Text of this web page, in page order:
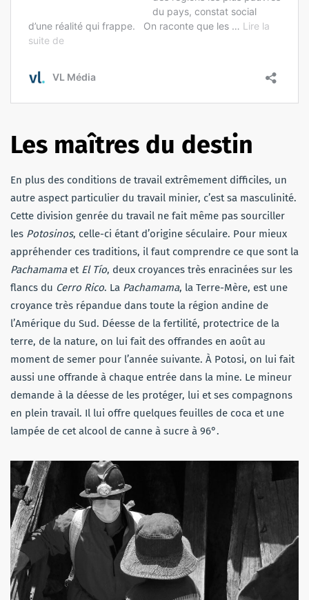
Les maîtres du destin
En plus des conditions de travail extrêmement difficiles, un
autre aspect particulier du travail minier, c’est sa masculinité.
Cette division genrée du travail ne fait même pas sourciller
les Potosinos, celle-ci étant d’origine séculaire. Pour mieux
appréhender ces traditions, il faut comprendre ce que sont la
Pachamamaet El Tío, deux croyances très enracinées sur les
flancs du Cerro Rico. La Pachamama, la Terre-Mère, est une
croyance très répandue dans toute la région andine de
l’Amérique du Sud. Déesse de la fertilité, protectrice de la
terre, de la nature, on lui fait des offrandes en août au
moment de semer pour l’année suivante. À Potosi, on lui fait
aussi une offrande à chaque entrée dans la mine. Le mineur
demande à la déesse de les protéger, lui et ses compagnons
en plein travail. Il lui offre quelques feuilles de coca et une
lampée de cet alcool de canne à sucre à 96°.